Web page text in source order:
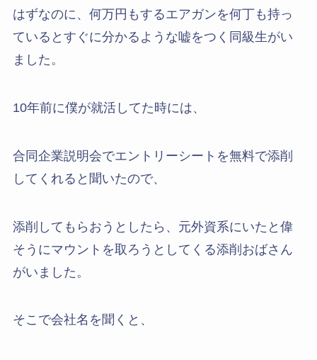
はずなのに、何万円もするエアガンを何丁も持っ
ているとすぐに分かるような嘘をつく同級生がい
ました。
10年前に僕が就活してた時には、
合同企業説明会でエントリーシートを無料で添削
してくれると聞いたので、
添削してもらおうとしたら、元外資系にいたと偉
そうにマウントを取ろうとしてくる添削おばさん
がいました。
そこで会社名を聞くと、